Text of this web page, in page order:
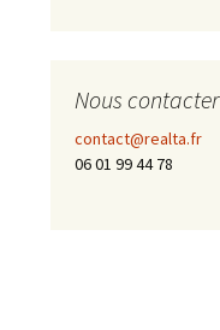
Nous contacter
contact@realta.fr
06 01 99 44 78